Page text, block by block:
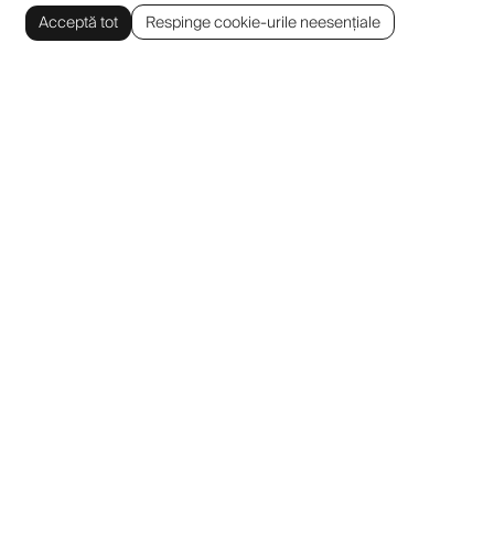
Acceptă tot
Respinge cookie-urile neesențiale